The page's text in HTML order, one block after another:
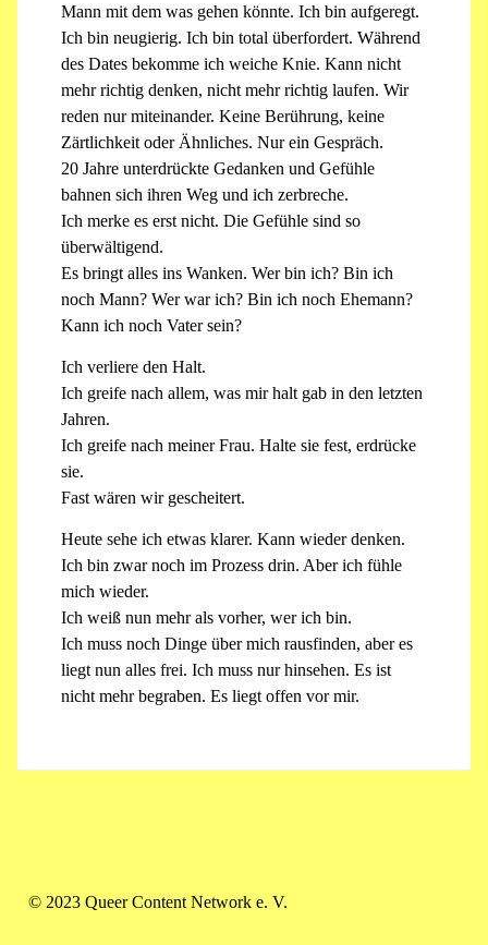
Mann mit dem was gehen könnte. Ich bin aufgeregt.
Ich bin neugierig. Ich bin total überfordert. Während
des Dates bekomme ich weiche Knie. Kann nicht
mehr richtig denken, nicht mehr richtig laufen. Wir
reden nur miteinander. Keine Berührung, keine
Zärtlichkeit oder Ähnliches. Nur ein Gespräch.
20 Jahre unterdrückte Gedanken und Gefühle
bahnen sich ihren Weg und ich zerbreche.
Ich merke es erst nicht. Die Gefühle sind so
überwältigend.
Es bringt alles ins Wanken. Wer bin ich? Bin ich
noch Mann? Wer war ich? Bin ich noch Ehemann?
Kann ich noch Vater sein?
Ich verliere den Halt.
Ich greife nach allem, was mir halt gab in den letzten
Jahren.
Ich greife nach meiner Frau. Halte sie fest, erdrücke
sie.
Fast wären wir gescheitert.
Heute sehe ich etwas klarer. Kann wieder denken.
Ich bin zwar noch im Prozess drin. Aber ich fühle
mich wieder.
Ich weiß nun mehr als vorher, wer ich bin.
Ich muss noch Dinge über mich rausfinden, aber es
liegt nun alles frei. Ich muss nur hinsehen. Es ist
nicht mehr begraben. Es liegt offen vor mir.
© 2023 Queer Content Network e. V.